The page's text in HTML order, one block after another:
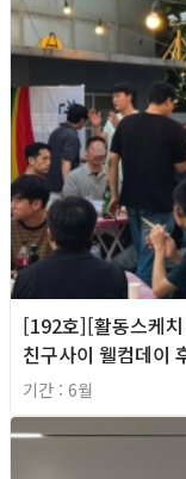
[192호][활동스케
친구사이 웰컴데이
기간 : 6월